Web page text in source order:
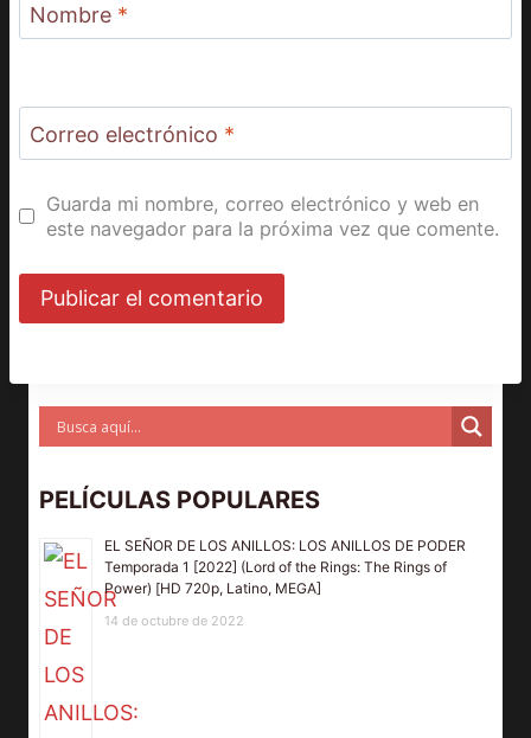
Nombre *
Correo electrónico *
Guarda mi nombre, correo electrónico y web en
este navegador para la próxima vez que comente.
PELÍCULAS POPULARES
EL SEÑOR DE LOS ANILLOS: LOS ANILLOS DE PODER
Temporada 1 [2022] (Lord of the Rings: The Rings of
Power) [HD 720p, Latino, MEGA]
14 de octubre de 2022